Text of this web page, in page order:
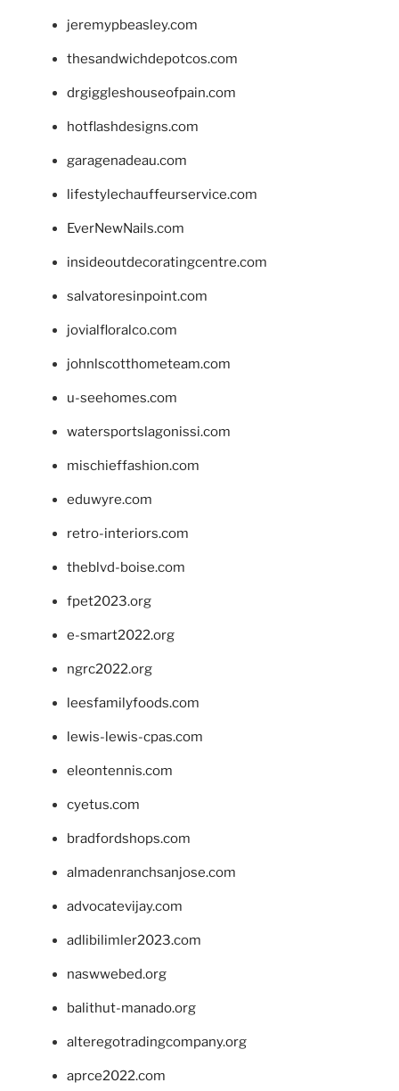
jeremypbeasley.com
thesandwichdepotcos.com
drgiggleshouseofpain.com
hotflashdesigns.com
garagenadeau.com
lifestylechauffeurservice.com
EverNewNails.com
insideoutdecoratingcentre.com
salvatoresinpoint.com
jovialfloralco.com
johnlscotthometeam.com
u-seehomes.com
watersportslagonissi.com
mischieffashion.com
eduwyre.com
retro-interiors.com
theblvd-boise.com
fpet2023.org
e-smart2022.org
ngrc2022.org
leesfamilyfoods.com
lewis-lewis-cpas.com
eleontennis.com
cyetus.com
bradfordshops.com
almadenranchsanjose.com
advocatevijay.com
adlibilimler2023.com
naswwebed.org
balithut-manado.org
alteregotradingcompany.org
aprce2022.com